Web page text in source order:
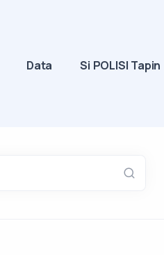
Data Si POLISI Tapin